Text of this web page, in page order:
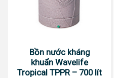
Bồn nước kháng
khuẩn Wavelife
Tropical TPPR – 700 lít